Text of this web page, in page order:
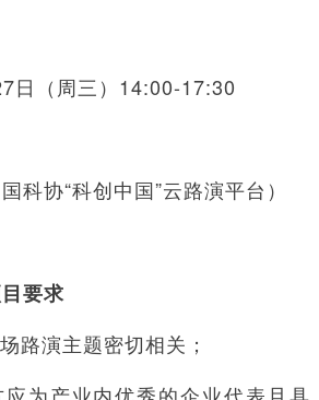
日（周三）14:00-17:30
科协“科创中国”云路演平台）
要求
路演主题密切相关；